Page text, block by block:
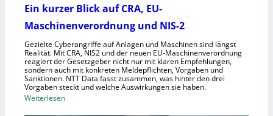
h
e
n
l
c
h
a
f
t
f
Ein kurzer Blick auf CRA, EU-
Maschinenverordnung und NIS-2
Gezielte Cyberangriffe auf Anlagen und Maschinen sind längst
Realität. Mit CRA, NIS2 und der neuen EU-Maschinenverordnung
reagiert der Gesetzgeber nicht nur mit klaren Empfehlungen,
sondern auch mit konkreten Meldepflichten, Vorgaben und
Sanktionen. NTT Data fasst zusammen, was hinter den drei
Vorgaben steckt und welche Auswirkungen sie haben.
Weiterlesen: